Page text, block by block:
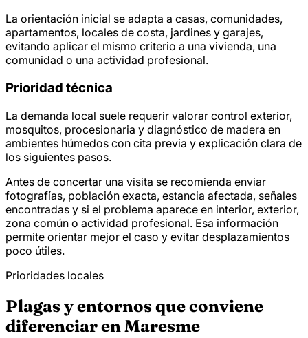
La orientación inicial se adapta a casas, comunidades,
apartamentos, locales de costa, jardines y garajes,
evitando aplicar el mismo criterio a una vivienda, una
comunidad o una actividad profesional.
Prioridad técnica
La demanda local suele requerir valorar control exterior,
mosquitos, procesionaria y diagnóstico de madera en
ambientes húmedos con cita previa y explicación clara de
los siguientes pasos.
Antes de concertar una visita se recomienda enviar
fotografías, población exacta, estancia afectada, señales
encontradas y si el problema aparece en interior, exterior,
zona común o actividad profesional. Esa información
permite orientar mejor el caso y evitar desplazamientos
poco útiles.
Prioridades locales
Plagas y entornos que conviene
diferenciar en Maresme